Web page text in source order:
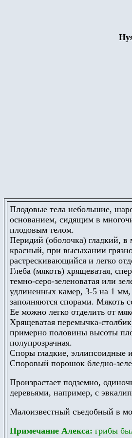
Плодовые тела небольшие,
основанием, сидящим в
плодовым телом.
Перидий (оболочка) гладкий, в
красный, при высыхании
растрескивающийся и легко
Глеба (мякоть) хрящеватая,
темно-серо-зеленоватая или
удлиненных камер, 3-5 на 1 мм,
заполняются спорами. Мякоть
Ее можно легко отделить от
Хрящеватая перемычка-
примерно половины высоты
полупрозрачная.
Споры гладкие, эллипсоидные
Споровый порошок бледно-
Произрастает подземно,
деревьями, например, с
Малоизвестный съедобный в
Примечание Алекса: грибы